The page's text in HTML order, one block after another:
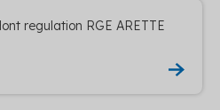
regulation RGE ARETTE